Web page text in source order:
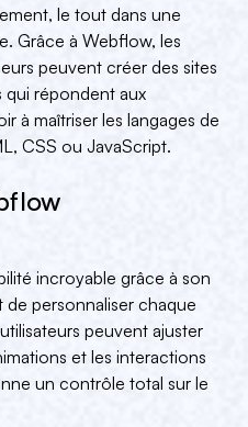
le tout dans une
Grâce à Webflow, les
peuvent créer des sites
qui répondent aux
à maîtriser les langages de
CSS ou JavaScript.
incroyable grâce à son
personnaliser chaque
peuvent ajuster
et les interactions
un contrôle total sur le